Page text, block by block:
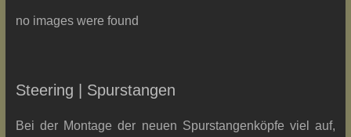
no images were found
Steering | Spurstangen
Bei der Montage der neuen Spurstangenköpfe viel auf,